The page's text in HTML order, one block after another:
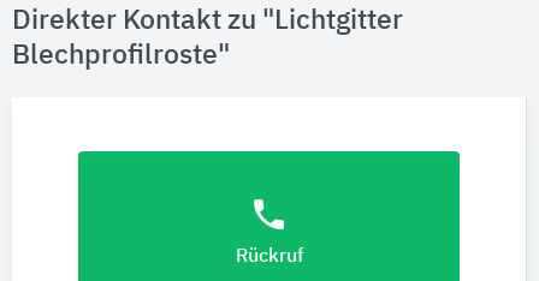
Direkter Kontakt zu "Lichtgitter
Blechprofilroste"
phone
Rückruf